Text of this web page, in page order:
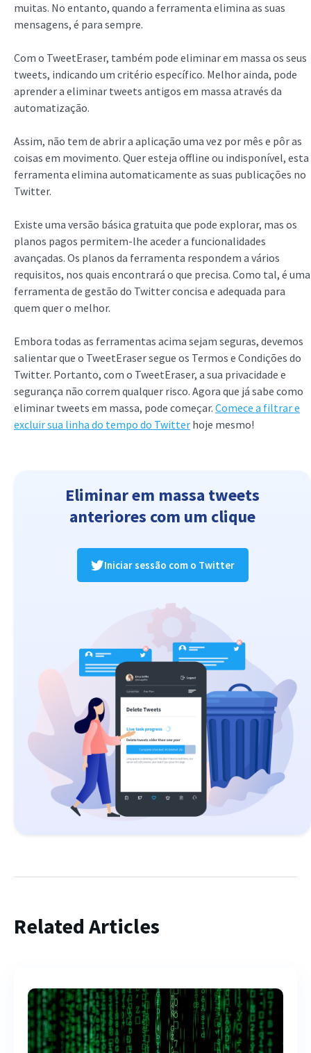
muitas. No entanto, quando a ferramenta elimina as suas
mensagens, é para sempre.
Com o TweetEraser, também pode eliminar em massa os seus
tweets, indicando um critério específico. Melhor ainda, pode
aprender a eliminar tweets antigos em massa através da
automatização.
Assim, não tem de abrir a aplicação uma vez por mês e pôr as
coisas em movimento. Quer esteja offline ou indisponível, esta
ferramenta elimina automaticamente as suas publicações no
Twitter.
Existe uma versão básica gratuita que pode explorar, mas os
planos pagos permitem-lhe aceder a funcionalidades
avançadas. Os planos da ferramenta respondem a vários
requisitos, nos quais encontrará o que precisa. Como tal, é uma
ferramenta de gestão do Twitter concisa e adequada para
quem quer o melhor.
Embora todas as ferramentas acima sejam seguras, devemos
salientar que o TweetEraser segue os Termos e Condições do
Twitter. Portanto, com o TweetEraser, a sua privacidade e
segurança não correm qualquer risco. Agora que já sabe como
eliminar tweets em massa, pode começar. Comece a filtrar e
excluir sua linha do tempo do Twitter hoje mesmo!
Eliminar em massa tweets
anteriores com um clique
Iniciar sessão com o Twitter
Related Articles